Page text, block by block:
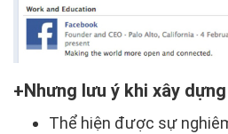
Nhưng lưu ý khi xây
Thể hiện được sự